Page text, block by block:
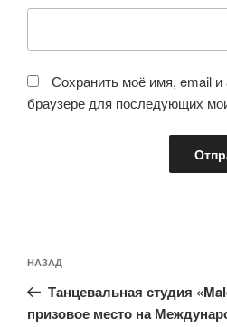
Сохранить моё имя, email и
браузере для последующих
по
записям
Предыдущая
запись:
НАЗАД
Танцевальная студия
призовое место на